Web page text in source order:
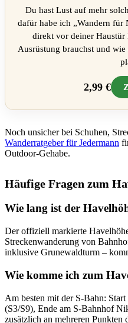
Du hast Lust auf mehr
dafür habe ich „Wandern für
direkt vor deiner
Ausrüstung brauchst und
2,99 €
Noch unsicher bei Schuhen,
Wanderratgeber für Jedermann
Outdoor-Gehabe.
Häufige Fragen zum
Wie lang ist der
Der offiziell markierte
Streckenwanderung von
inklusive Grunewaldturm –
Wie komme ich zum
Am besten mit der S-Bahn:
(S3/S9), Ende am S-Bahnhof
zusätzlich an mehreren Punkten